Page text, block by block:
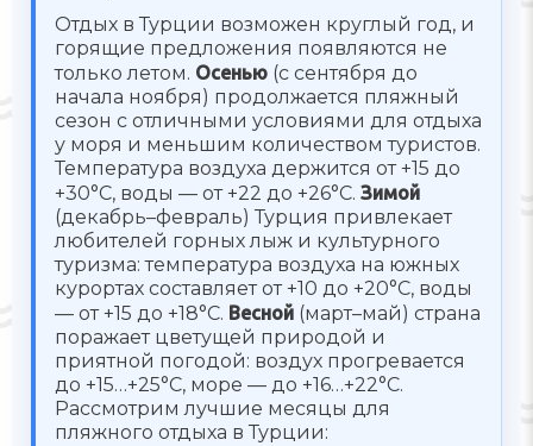
Отдых в Турции возможен круглый год, и
горящие предложения появляются не
только летом. Осенью (с сентября до
начала ноября) продолжается пляжный
сезон с отличными условиями для отдыха
у моря и меньшим количеством туристов.
Температура воздуха держится от +15 до
+30°C, воды — от +22 до +26°C. Зимой
(декабрь–февраль) Турция привлекает
любителей горных лыж и культурного
туризма: температура воздуха на южных
курортах составляет от +10 до +20°C, воды
— от +15 до +18°C. Весной (март–май) страна
поражает цветущей природой и
приятной погодой: воздух прогревается
до +15…+25°C, море — до +16…+22°C.
Рассмотрим лучшие месяцы для
пляжного отдыха в Турции: